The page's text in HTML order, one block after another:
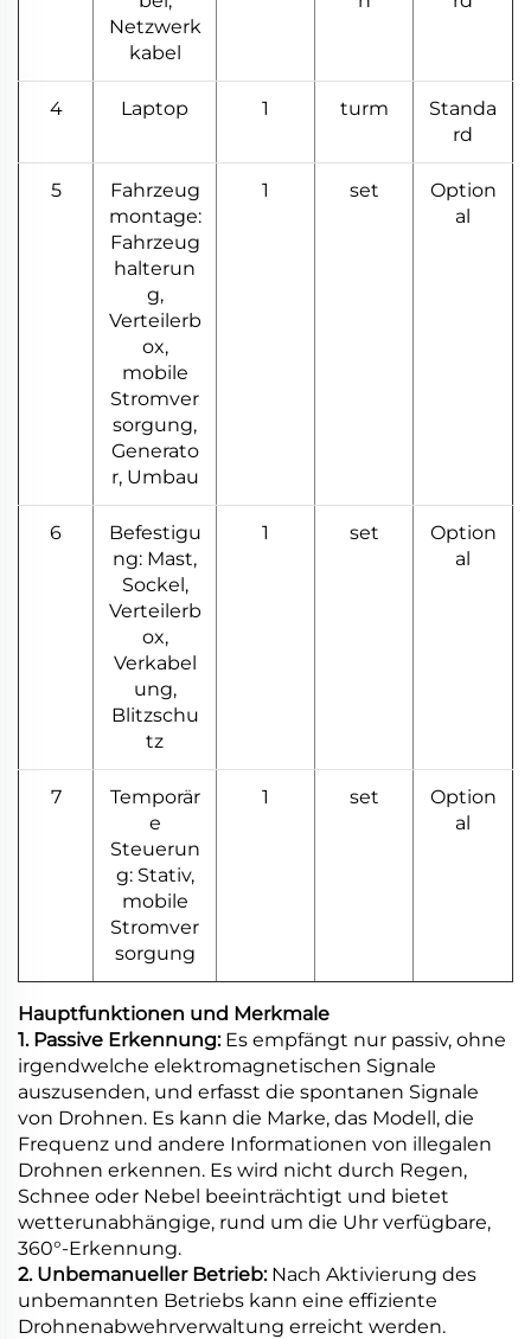
Netzwerk
kabel
4 Laptop 1 turm
Standa
rd
5
Fahrzeug
montage:
Fahrzeug
halterun
g,
Verteilerb
ox,
mobile
Stromver
sorgung,
Generato
r, Umbau
1 set
Option
al
6
Befestigu
ng: Mast,
Sockel,
Verteilerb
ox,
Verkabel
ung,
Blitzschu
tz
1 set
Option
al
7
Temporär
e
Steuerun
g: Stativ,
mobile
Stromver
sorgung
1 set
Option
al
Hauptfunktionen und Merkmale
1. Passive Erkennung: Es empfängt nur passiv, ohne
irgendwelche elektromagnetischen Signale
auszusenden, und erfasst die spontanen Signale
von Drohnen. Es kann die Marke, das Modell, die
Frequenz und andere Informationen von illegalen
Drohnen erkennen. Es wird nicht durch Regen,
Schnee oder Nebel beeinträchtigt und bietet
wetterunabhängige, rund um die Uhr verfügbare,
360°-Erkennung.
2. Unbemanueller Betrieb: Nach Aktivierung des
unbemannten Betriebs kann eine effiziente
Drohnenabwehrverwaltung erreicht werden.